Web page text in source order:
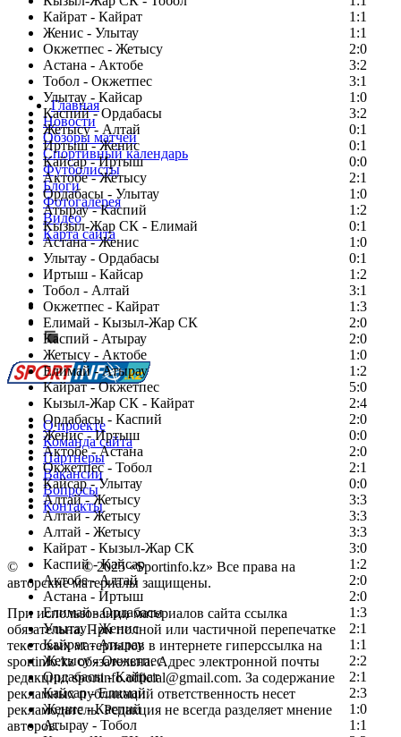
Кайрат - Кайрат
1:1
Женис - Улытау
1:1
Окжетпес - Жетысу
2:0
Астана - Актобе
3:2
Тобол - Окжетпес
3:1
Улытау - Кайсар
1:0
Каспий - Ордабасы
3:2
Жетысу - Алтай
0:1
Иртыш - Женис
0:1
Кайсар - Иртыш
0:0
Актобе - Жетысу
2:1
Ордабасы - Улытау
1:0
Атырау - Каспий
1:2
Кызыл-Жар СК - Елимай
0:1
Астана - Женис
1:0
Улытау - Ордабасы
0:1
Иртыш - Кайсар
1:2
Тобол - Алтай
3:1
Окжетпес - Кайрат
1:3
Елимай - Кызыл-Жар СК
2:0
Каспий - Атырау
2:0
Жетысу - Актобе
1:0
Елимай - Атырау
1:2
Кайрат - Окжетпес
5:0
Кызыл-Жар СК - Кайрат
2:4
Ордабасы - Каспий
2:0
Женис - Иртыш
0:0
Актобе - Астана
2:0
Окжетпес - Тобол
2:1
Кайсар - Улытау
0:0
Алтай - Жетысу
3:3
Алтай - Жетысу
3:3
Алтай - Жетысу
3:3
Кайрат - Кызыл-Жар СК
3:0
Каспий - Кайсар
1:2
Актобе - Алтай
2:0
Астана - Иртыш
2:0
Елимай - Ордабасы
1:3
Улытау - Женис
2:1
Кайрат - Атырау
1:1
Жетысу - Окжетпес
2:2
Ордабасы - Кайрат
2:1
Кайсар - Елимай
2:3
Женис - Каспий
1:0
Атырау - Тобол
1:1
Главная
Новости
Обзоры матчей
Спортивный календарь
Футболисты
Блоги
Фотогалерея
Видео
Карта сайта
Есть идея?
Сообщить о мероприятии
Перейти на старый сайт
О проекте
Команда сайта
Партнеры
Вакансии
Вопросы
Контакты
© Copyright© 2025 «Sportinfo.kz» Все права на
авторские материалы защищены.
При использовании материалов сайта ссылка
обязательна. При полной или частичной перепечатке
текстовых материалов в интернете гиперссылка на
sportinfo.kz обязательна. Адрес электронной почты
редакции: sportinfo.official@gmail.com. За содержание
рекламных публикаций ответственность несет
рекламодатель. Редакция не всегда разделяет мнение
авторов.